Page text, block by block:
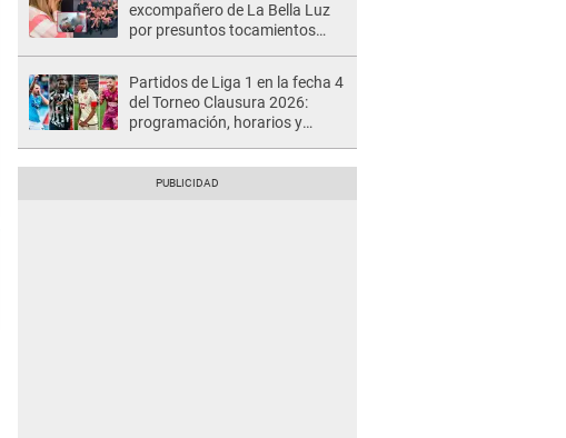
excompañero de La Bella Luz
por presuntos tocamientos
Partidos de Liga 1 en la fecha 4
del Torneo Clausura 2026:
programación, horarios y